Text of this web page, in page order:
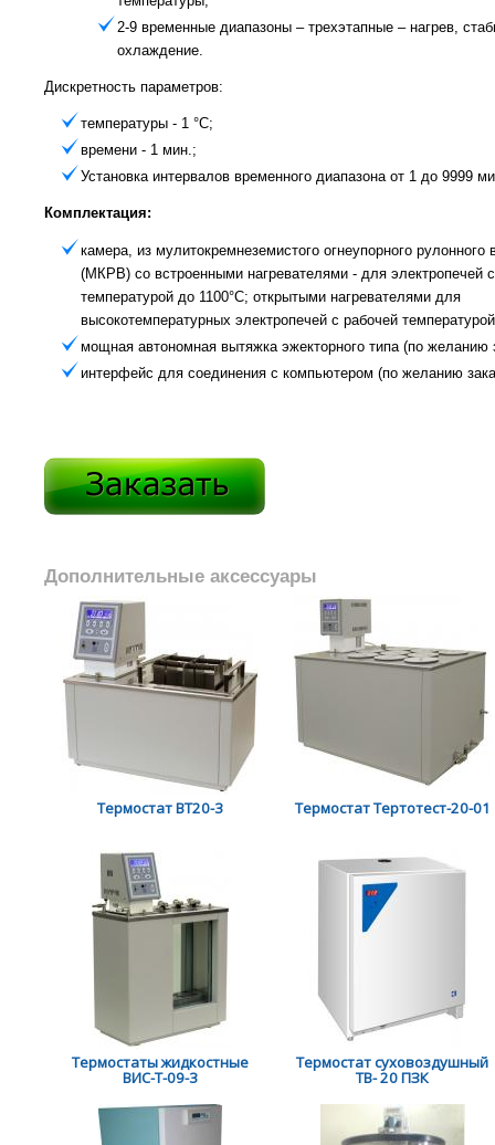
2-9 временные диапазоны – трехэтапные – нагрев,
охлаждение.
Дискретность параметров:
температуры - 1 °С;
времени - 1 мин.;
Установка интервалов временного диапазона от 1 до 9999
Комплектация:
камера, из мулитокремнеземистого огнеупорного рулонного
(МКРВ) со встроенными нагревателями - для электропечей
температурой до 1100°С; открытыми нагревателями для
высокотемпературных электропечей с рабочей
мощная автономная вытяжка эжекторного типа (по желанию
интерфейс для соединения с компьютером (по желанию
Дополнительные аксессуары
Термостат ВТ20-3 Термостат Тертотест-20-01
Термостаты жидкостные
ВИС-Т-09-3
Термостат суховоздушный
ТВ- 20 ПЗК